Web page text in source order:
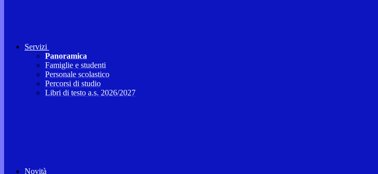
Servizi
Panoramica
Famiglie e studenti
Personale scolastico
Percorsi di studio
Libri di testo a.s. 2026/2027
Novità